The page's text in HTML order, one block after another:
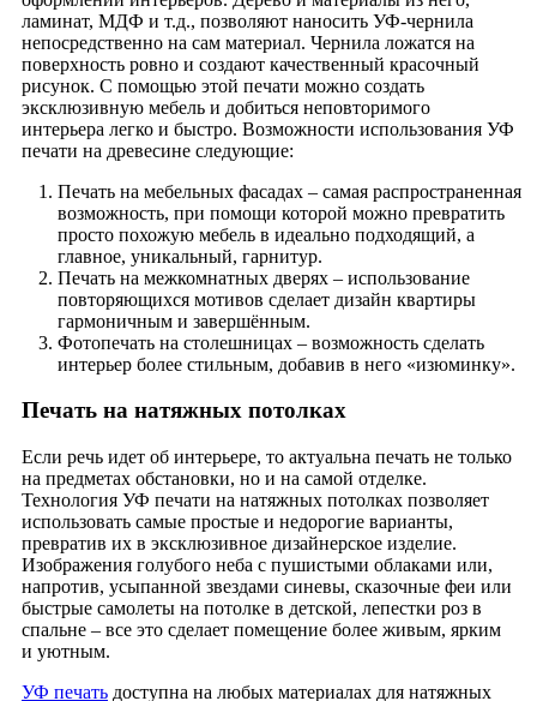
ламинат, МДФ и т.д., позволяют наносить УФ-чернила
непосредственно на сам материал. Чернила ложатся на
поверхность ровно и создают качественный красочный
рисунок. С помощью этой печати можно создать
эксклюзивную мебель и добиться неповторимого
интерьера легко и быстро. Возможности использования УФ
печати на древесине следующие:
Печать на мебельных фасадах – самая распространенная
возможность, при помощи которой можно превратить
просто похожую мебель в идеально подходящий, а
главное, уникальный, гарнитур.
Печать на межкомнатных дверях – использование
повторяющихся мотивов сделает дизайн квартиры
гармоничным и завершённым.
Фотопечать на столешницах – возможность сделать
интерьер более стильным, добавив в него «изюминку».
Печать на натяжных потолках
Если речь идет об интерьере, то актуальна печать не только
на предметах обстановки, но и на самой отделке.
Технология УФ печати на натяжных потолках позволяет
использовать самые простые и недорогие варианты,
превратив их в эксклюзивное дизайнерское изделие.
Изображения голубого неба с пушистыми облаками или,
напротив, усыпанной звездами синевы, сказочные феи или
быстрые самолеты на потолке в детской, лепестки роз в
спальне – все это сделает помещение более живым, ярким
и уютным.
УФ печать доступна на любых материалах для натяжных